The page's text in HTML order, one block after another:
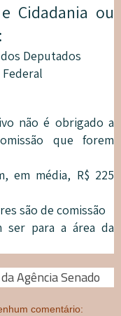
Cidadania ou
Deputados
não é obrigado a
que forem
em média, R$ 225
são de comissão
ser para a área da
Agência Senado
comentário: